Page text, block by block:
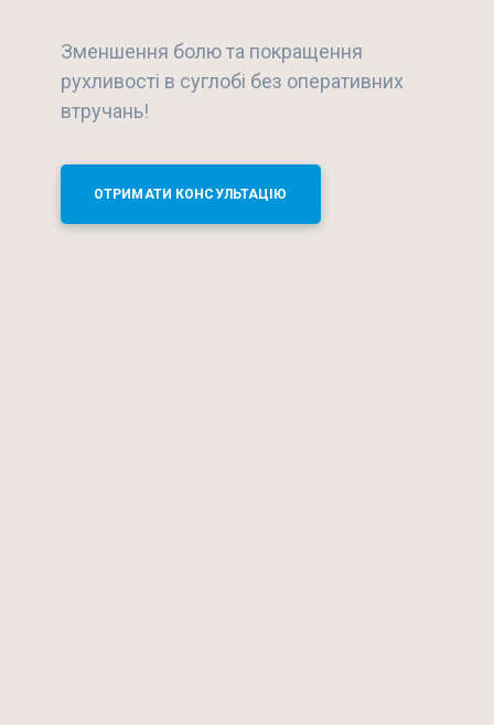
Зменшення болю та покращення
рухливості в суглобі без оперативних
втручань!
ОТРИМАТИ КОНСУЛЬТАЦІЮ